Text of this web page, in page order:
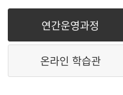
연간운영과정
온라인 학습관